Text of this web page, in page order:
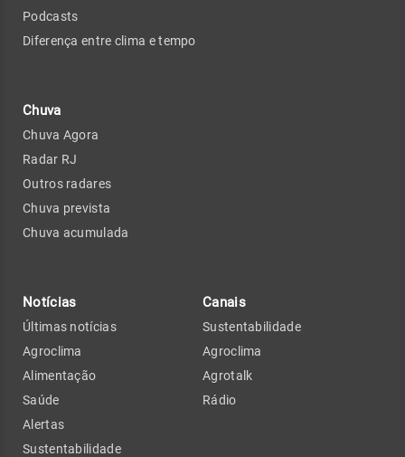
Podcasts
Diferença entre clima e tempo
Chuva
Chuva Agora
Radar RJ
Outros radares
Chuva prevista
Chuva acumulada
Notícias
Últimas notícias
Agroclima
Alimentação
Saúde
Alertas
Sustentabilidade
Canais
Sustentabilidade
Agroclima
Agrotalk
Rádio